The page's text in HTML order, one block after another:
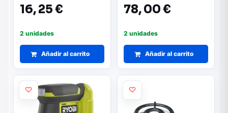
16,25 €
2 unidades
Añadir al carrito
78,00 €
2 unidades
Añadir al carrito